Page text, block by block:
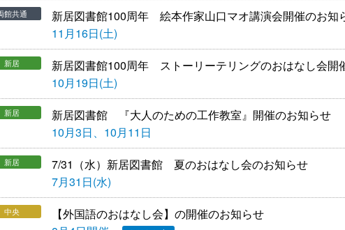
新居
館共通
新居図書館100周年 絵本作家山口マオ講演会開催のお知
11月16日(土)
新居
新居図書館100周年 ストーリーテリングのおはなし会開
10月19日(土)
新居
新居図書館 『大人のための工作教室』開催のお知らせ
10月3日、10月11日
新居
7/31（水）新居図書館 夏のおはなし会のお知らせ
7月31日(水)
中央
【外国語のおはなし会】の開催のお知らせ